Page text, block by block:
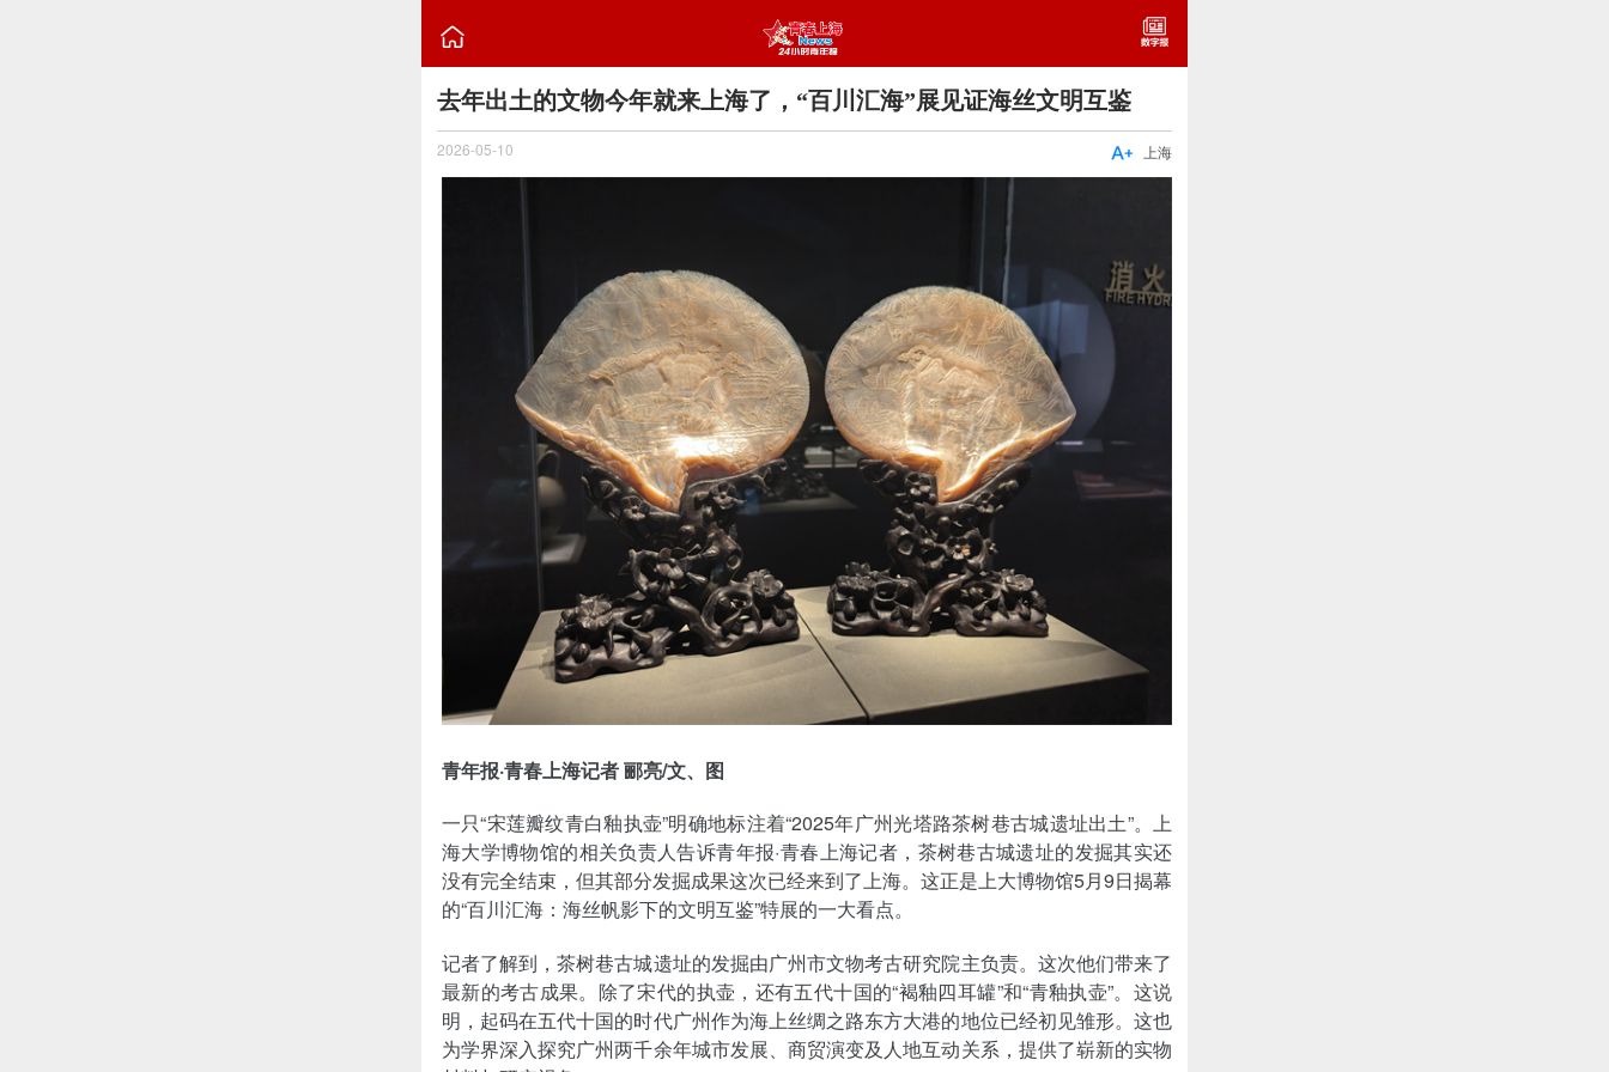

去年出土的文物今年就来上海了，“百川汇海”展见证海丝文明互鉴
2026-05-10 上海

青年报·青春上海记者 郦亮/文、图
一只“宋莲瓣纹青白釉执壶”明确地标注着“2025年广州光塔路茶树巷古城遗址出土”。上
海大学博物馆的相关负责人告诉青年报·青春上海记者，茶树巷古城遗址的发掘其实还
没有完全结束，但其部分发掘成果这次已经来到了上海。这正是上大博物馆5月9日揭幕
的“百川汇海：海丝帆影下的文明互鉴”特展的一大看点。
记者了解到，茶树巷古城遗址的发掘由广州市文物考古研究院主负责。这次他们带来了
最新的考古成果。除了宋代的执壶，还有五代十国的“褐釉四耳罐”和“青釉执壶”。这说
明，起码在五代十国的时代广州作为海上丝绸之路东方大港的地位已经初见雏形。这也
为学界深入探究广州两千余年城市发展、商贸演变及人地互动关系，提供了崭新的实物